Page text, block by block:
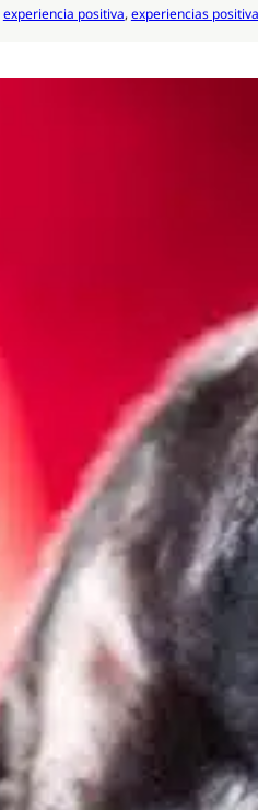
experiencia positiva, experiencias